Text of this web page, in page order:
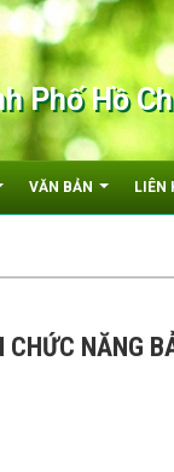
Phố Hồ
VĂN BẢN LIÊN
NĂNG